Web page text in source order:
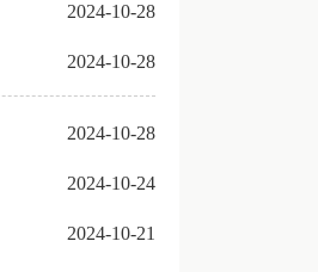
2024-10-28
2024-10-28
2024-10-28
2024-10-24
2024-10-21